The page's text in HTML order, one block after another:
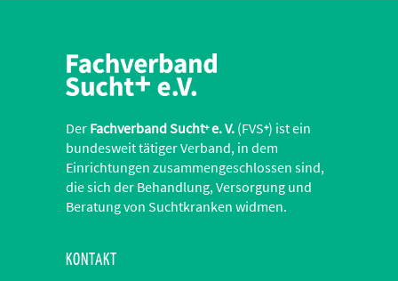
Der Fachverband Sucht+e. V. (FVS+) ist ein
bundesweit tätiger Verband, in dem
Einrichtungen zusammengeschlossen sind,
die sich der Behandlung, Versorgung und
Beratung von Suchtkranken widmen.
KONTAKT